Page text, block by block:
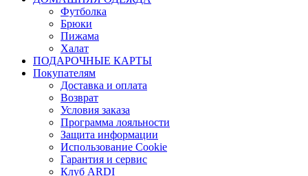
Футболка
Брюки
Пижама
Халат
ПОДАРОЧНЫЕ КАРТЫ
Покупателям
Доставка и оплата
Возврат
Условия заказа
Программа лояльности
Защита информации
Использование Cookie
Гарантия и сервис
Клуб ARDI